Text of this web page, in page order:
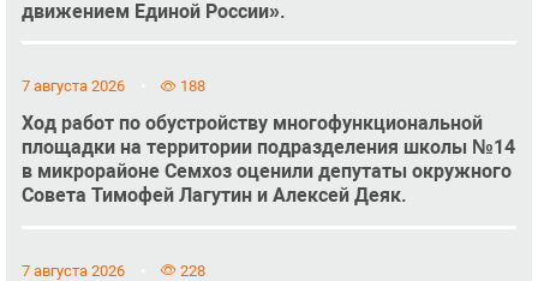
движением Единой России».
7 августа 2026 188
Ход работ по обустройству многофункциональной
площадки на территории подразделения школы №14
в микрорайоне Семхоз оценили депутаты окружного
Совета Тимофей Лагутин и Алексей Деяк.
7 августа 2026 228